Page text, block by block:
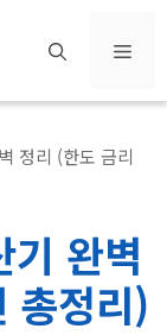
메
정리 (한도 금리
완벽
총정리)